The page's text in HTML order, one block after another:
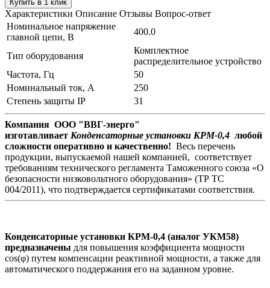
Купить в 1 клик
Характеристики Описание Отзывы Вопрос-ответ
Номинальное напряжение
главной цепи, В
400.0
Тип оборудования
Комплектное
распределительное устройство
Частота, Гц
50
Номинальный ток, А
250
Степень защиты IP
31
Компания ООО "ВВГ-энерго"
изготавливает Конденсаторные установки КРМ-0,4 любой
сложности оперативно и качественно! Весь перечень
продукции, выпускаемой нашей компанией, соответствует
требованиям технического регламента Таможенного союза «О
безопасности низковольтного оборудования» (ТР ТС
004/2011), что подтверждается сертификатами соответствия.
Конденсаторные установки КРМ-0,4 (аналог УКМ58)
предназначены для повышения коэффициента мощности
cos(φ) путем компенсации реактивной мощности, а также для
автоматического поддержания его на заданном уровне.